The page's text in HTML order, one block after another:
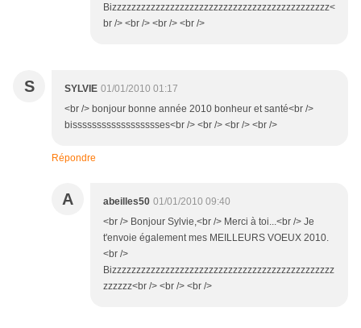
Bizzzzzzzzzzzzzzzzzzzzzzzzzzzzzzzzzzzzzzzzzzzzz<
br /> <br /> <br /> <br />
S SYLVIE 01/01/2010 01:17
<br /> bonjour bonne année 2010 bonheur et santé<br />
bisssssssssssssssssses<br /> <br /> <br /> <br />
Répondre
A abeilles50 01/01/2010 09:40
<br /> Bonjour Sylvie,<br /> Merci à toi...<br /> Je
t'envoie également mes MEILLEURS VOEUX 2010.
<br />
Bizzzzzzzzzzzzzzzzzzzzzzzzzzzzzzzzzzzzzzzzzzzzzz
zzzzzz<br /> <br /> <br />